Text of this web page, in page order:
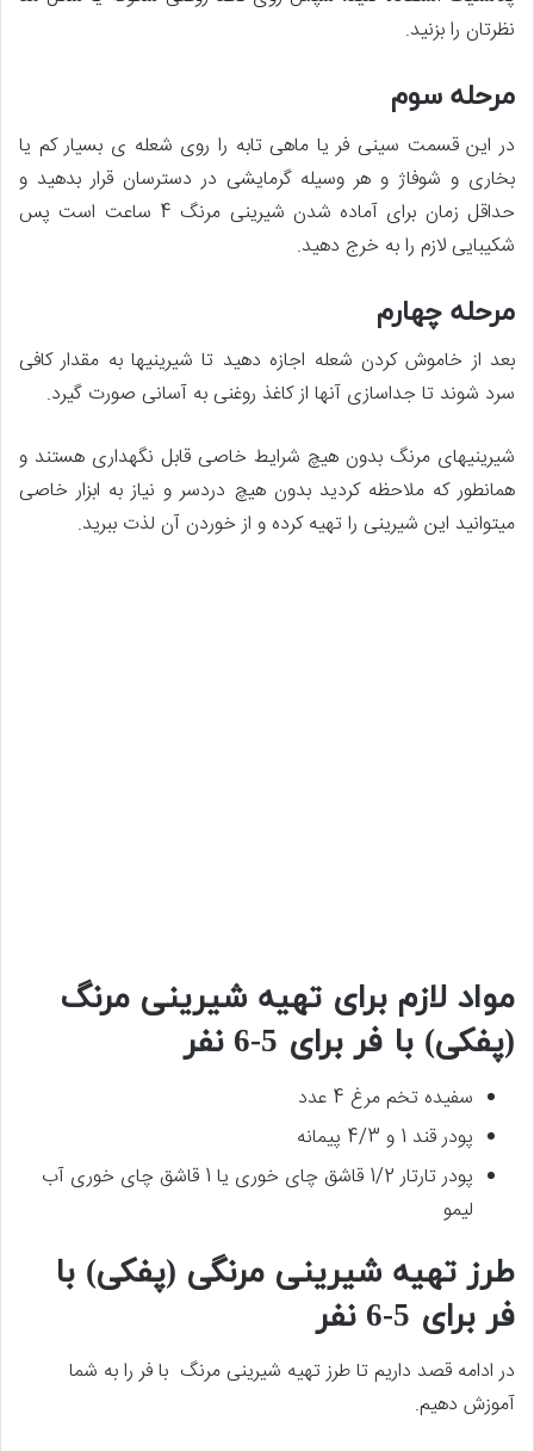
نظرتان را بزنید.
مرحله سوم
در این قسمت سینی فر یا ماهی تابه را روی شعله­ ی بسیار کم یا
بخاری و شوفاژ و هر وسیله گرمایشی در دسترسان قرار بدهید و
حداقل زمان برای آماده شدن شیرینی مرنگ 4 ساعت است پس
شکیبایی لازم را به خرج دهید.
مرحله چهارم
بعد از خاموش کردن شعله اجازه دهید تا شیرینی­ها به مقدار کافی
سرد شوند تا جداسازی آن­ها از کاغذ روغنی به آسانی صورت گیرد.
شیرینی­های مرنگ بدون هیچ شرایط خاصی قابل نگهداری هستند و
همانطور که ملاحظه کردید بدون هیچ دردسر و نیاز به ابزار خاصی
می­توانید این شیرینی را تهیه کرده و از خوردن آن لذت ببرید.
مواد لازم برای تهیه شیرینی مرنگ
(پفکی) با فر برای 5-6 نفر
سفیده تخم مرغ 4 عدد
پودر قند 1 و 4/3 پیمانه
پودر تارتار 1/2 قاشق چای خوری یا 1 قاشق چای خوری آب
لیمو
طرز تهیه شیرینی مرنگی (پفکی) با
فر برای 5-6 نفر
در ادامه قصد داریم تا طرز تهیه شیرینی مرنگ با فر را به شما
آموزش دهیم.